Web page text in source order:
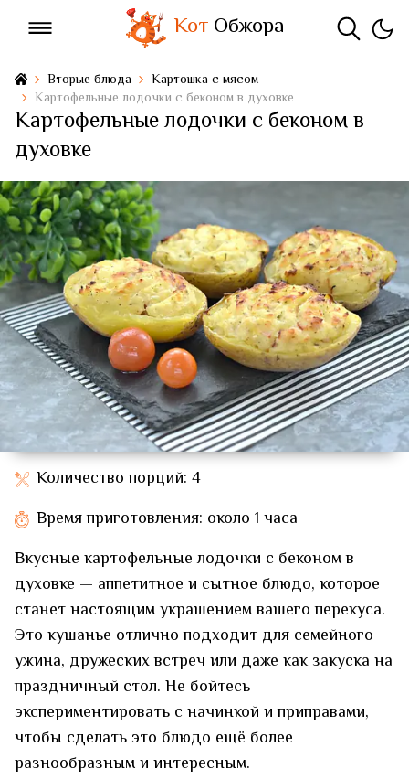
КотОбжора
Вторые блюда
Картошка с мясом
Картофельные лодочки с беконом в духовке
Картофельные лодочки с беконом в
духовке
Количество порций: 4
Время приготовления: около 1 часа
Вкусные картофельные лодочки с беконом в
духовке — аппетитное и сытное блюдо, которое
станет настоящим украшением вашего перекуса.
Это кушанье отлично подходит для семейного
ужина, дружеских встреч или даже как закуска на
праздничный стол. Не бойтесь
экспериментировать с начинкой и приправами,
чтобы сделать это блюдо ещё более
разнообразным и интересным.